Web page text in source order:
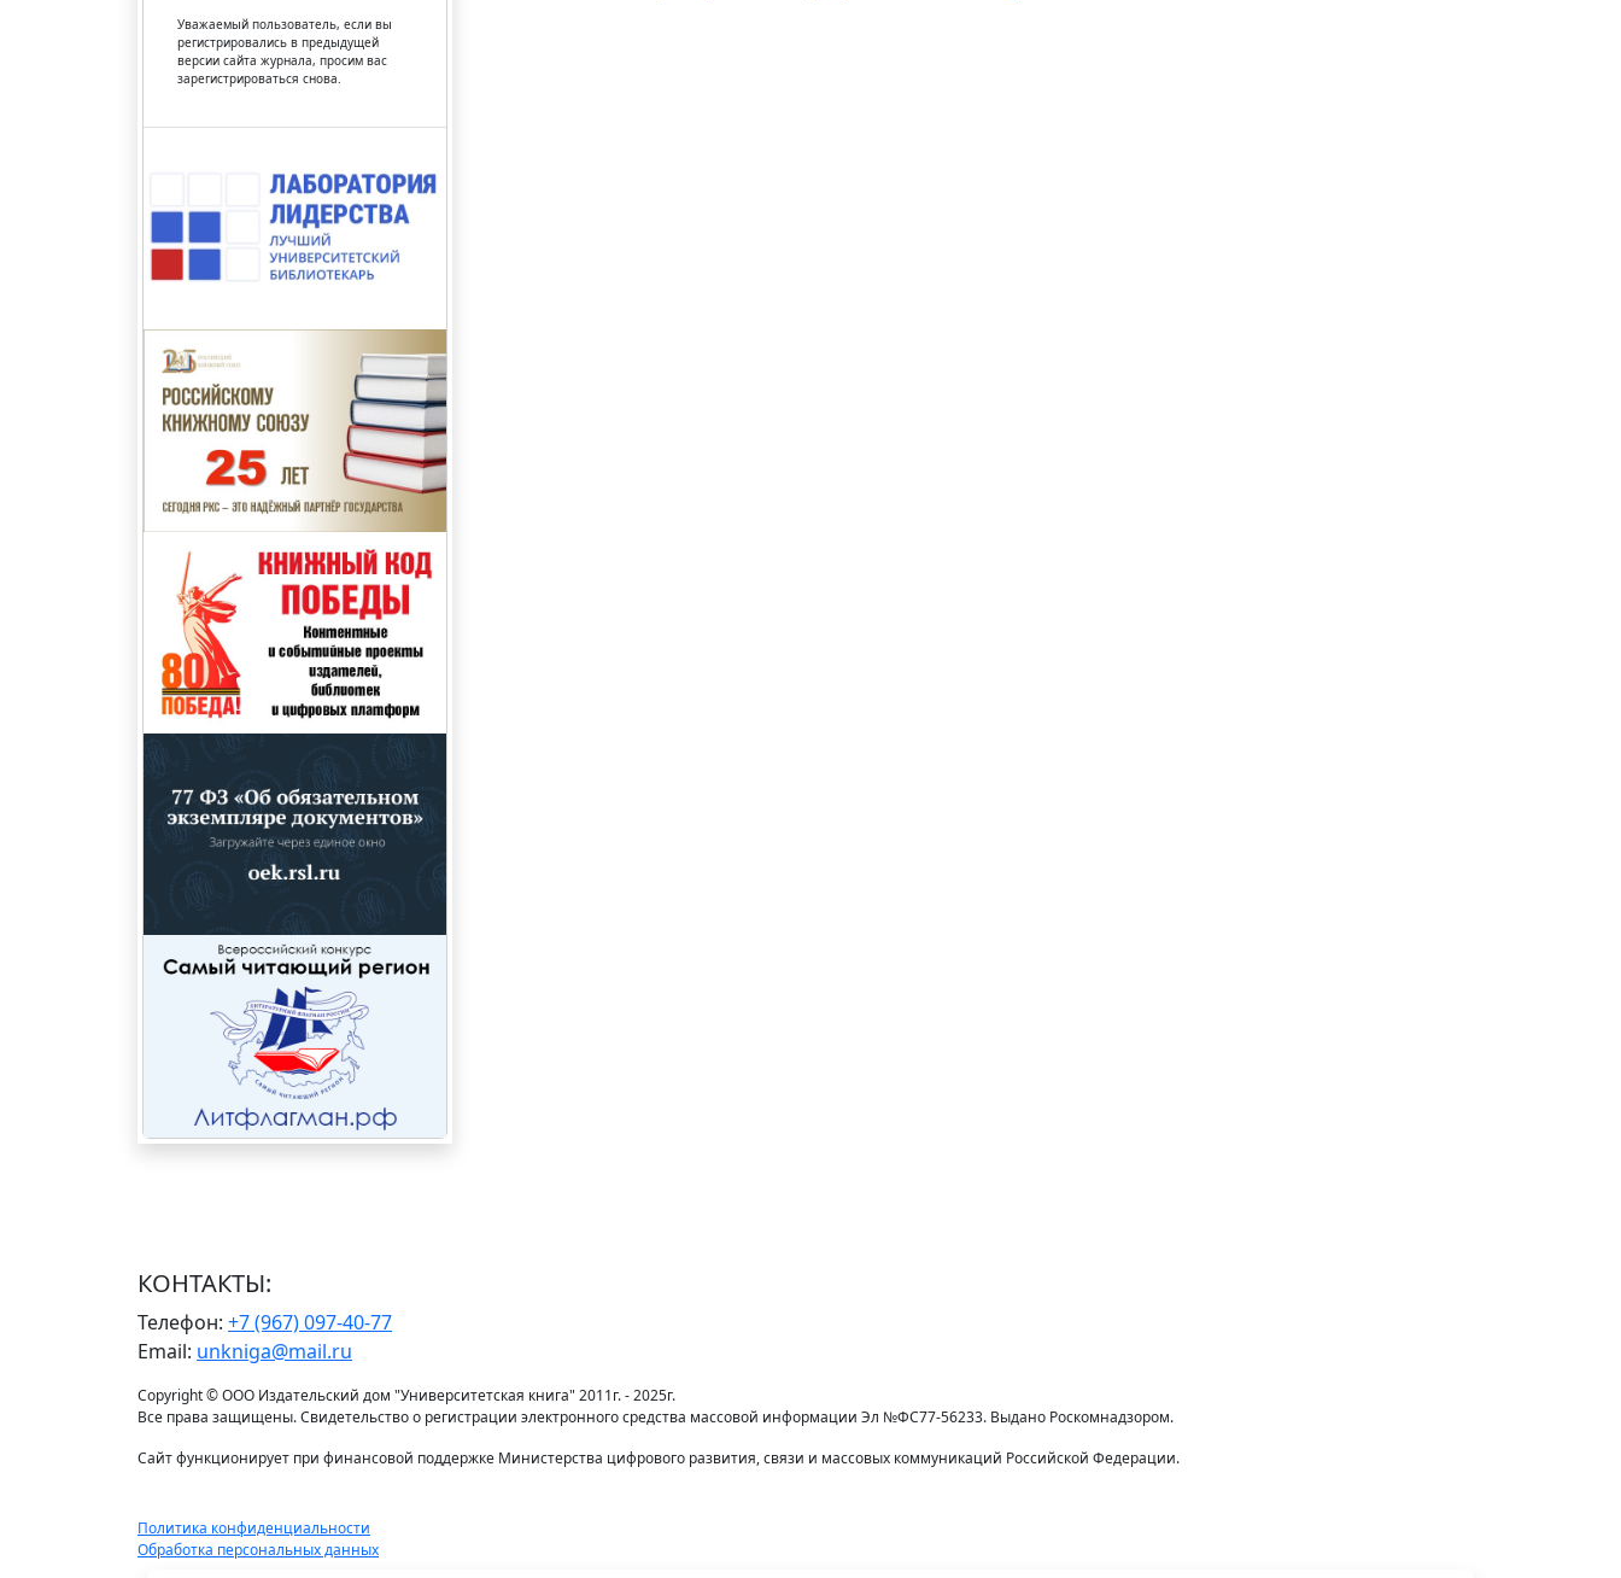
Уважаемый пользователь, если вы
регистрировались в предыдущей
версии сайта журнала, просим вас
зарегистрироваться снова.
КОНТАКТЫ:
Телефон: +7 (967) 097-40-77
Email: unkniga@mail.ru
Copyright © ООО Издательский дом "Университетская книга" 2011г. - 2025г.
Все права защищены. Свидетельство о регистрации электронного средства массовой информации Эл №ФС77-56233. Выдано Роскомнадзором.
Сайт функционирует при финансовой поддержке Министерства цифрового развития, связи и массовых коммуникаций Российской Федерации.
Политика конфиденциальности
Обработка персональных данных